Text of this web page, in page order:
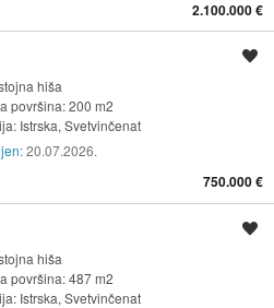
2.100.000 €
hiša
površina: 200 m2
Istrska, Svetvinčenat
20.07.2026.
750.000 €
hiša
površina: 487 m2
Istrska, Svetvinčenat